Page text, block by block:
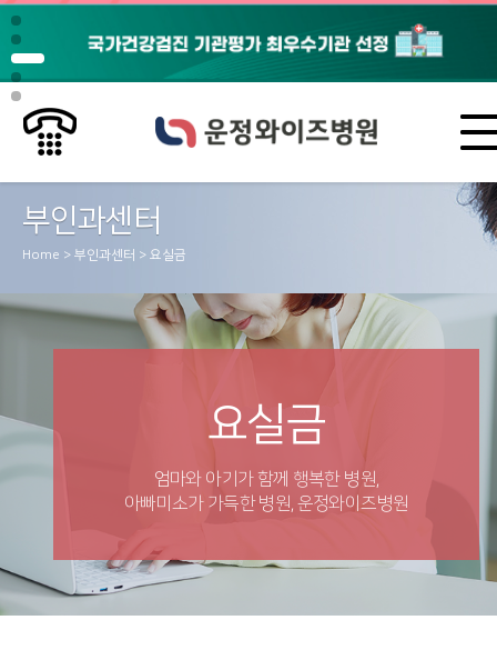
부인과센터
Home > 부인과센터 > 요실금
요실금
엄마와 아기가 함께 행복한 병원,
아빠미소가 가득한 병원, 운정와이즈병원